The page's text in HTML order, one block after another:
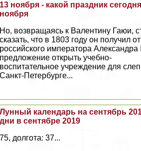
13 ноября - какой праздник
ноября
Но, возвращаясь к Валентину Гаюи,
сказать, что в 1803 году он получил от
российского императора Александра I
предложение открыть учебно-
воспитательное учреждение для
Санкт-Петербурге...
Лунный календарь на сентябрь
дни в сентябре 2019
75, долгота: 37...